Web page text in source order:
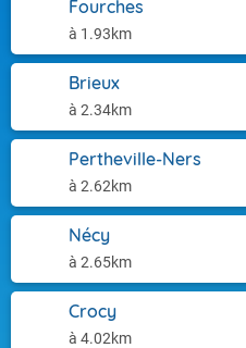
Fourches
à 1.93km
Brieux
à 2.34km
Pertheville-Ners
à 2.62km
Nécy
à 2.65km
Crocy
à 4.02km